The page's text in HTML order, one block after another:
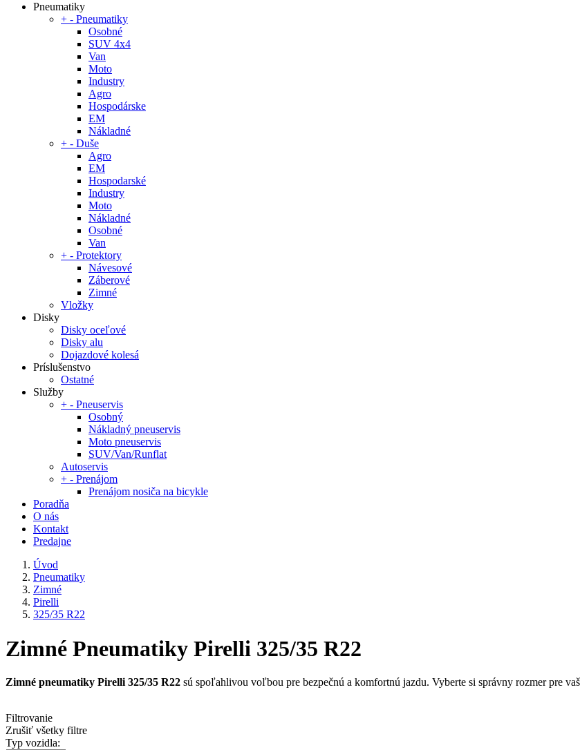
Pneumatiky
+ - Pneumatiky
Osobné
SUV 4x4
Van
Moto
Industry
Agro
Hospodárske
EM
Nákladné
+ - Duše
Agro
EM
Hospodarské
Industry
Moto
Nákladné
Osobné
Van
+ - Protektory
Návesové
Záberové
Zimné
Vložky
Disky
Disky oceľové
Disky alu
Dojazdové kolesá
Príslušenstvo
Ostatné
Služby
+ - Pneuservis
Osobný
Nákladný pneuservis
Moto pneuservis
SUV/Van/Runflat
Autoservis
+ - Prenájom
Prenájom nosiča na bicykle
Poradňa
O nás
Kontakt
Predajne
Úvod
Pneumatiky
Zimné
Pirelli
325/35 R22
Zimné Pneumatiky Pirelli 325/35 R22
Zimné pneumatiky Pirelli 325/35 R22 sú spoľahlivou voľbou pre bezpečnú a komfortnú jazdu. Vyberte si správny rozmer pre
Filtrovanie
Zrušiť všetky filtre
Typ vozidla: